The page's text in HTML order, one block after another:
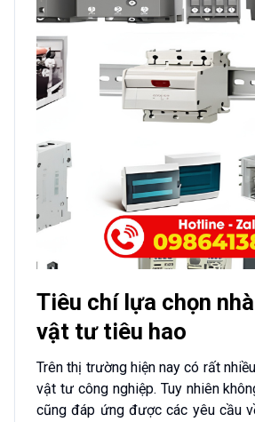
Tiêu chí lựa chọn
vật tư tiêu hao
Trên thị trường hiện nay có rất
vật tư công nghiệp. Tuy nhiên
cũng đáp ứng được các yêu cầu